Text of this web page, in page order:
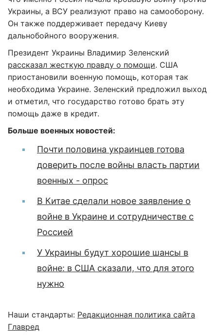
Украины, а ВСУ реализуют право на самооборону.
Он также поддерживает передачу Киеву
дальнобойного вооружения.
Президент Украины Владимир Зеленский
рассказал жесткую правду о помощи. США
приостановили военную помощь, которая так
необходима Украине. Зеленский предложил выход
и отметил, что государство готово брать эту
помощь даже в кредит.
Больше военных новостей:
Почти половина украинцев готова
доверить после войны власть партии
военных - опрос
В Китае сделали новое заявление о
войне в Украине и сотрудничестве с
Россией
У Украины будут хорошие шансы в
войне: в США сказали, что для этого
нужно
Наши стандарты: Редакционная политика сайта
Главред